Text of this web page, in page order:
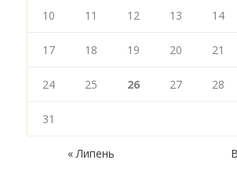
10 11 12 13 14
17 18 19 20 21
24 25 26 27 28
31
« Липень